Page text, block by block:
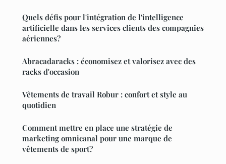
Quels défis pour l'intégration de l'intelligence
artificielle dans les services clients des compagnies
aériennes?
Abracadaracks : économisez et valorisez avec des
racks d'occasion
Vêtements de travail Robur : confort et style au
quotidien
Comment mettre en place une stratégie de
marketing omnicanal pour une marque de
vêtements de sport?